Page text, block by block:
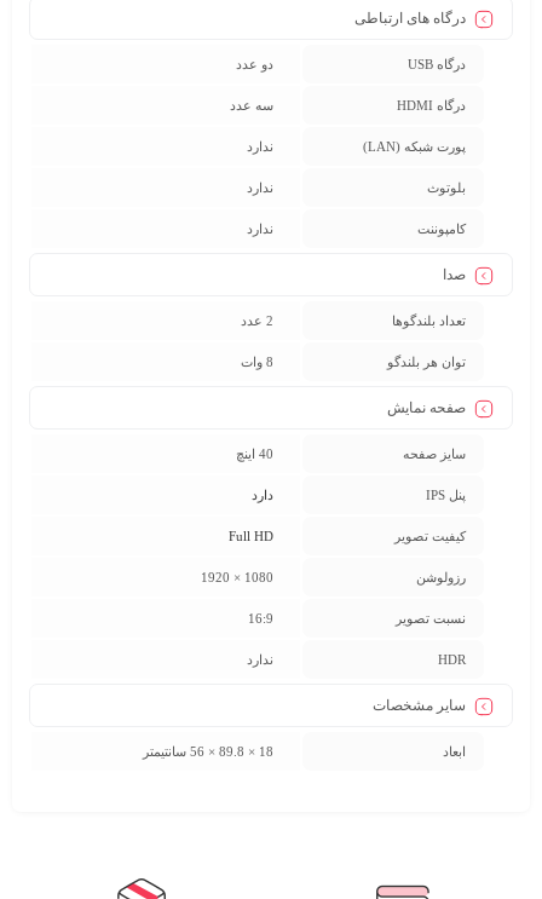
درگاه های ارتباطی
درگاه USB دو عدد
درگاه HDMI سه عدد
پورت شبکه (LAN) ندارد
بلوتوث ندارد
کامپوننت ندارد
صدا
تعداد بلندگوها 2 عدد
توان هر بلندگو 8 وات
صفحه نمایش
سایز صفحه 40 اینچ
پنل IPS دارد
کیفیت تصویر Full HD
رزولوشن 1080 × 1920
نسبت تصویر 16:9
HDR ندارد
سایر مشخصات
ابعاد 18 × 89.8 × 56 سانتیمتر